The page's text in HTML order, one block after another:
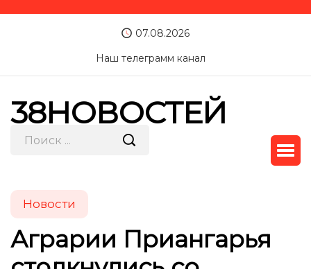
07.08.2026
Наш телеграмм канал
38НОВОСТЕЙ
Новости
Аграрии Приангарья